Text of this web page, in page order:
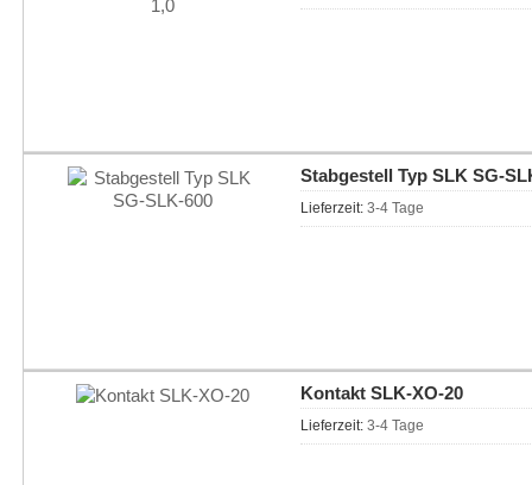
Stabgestell Typ SLK SG-
Lieferzeit: 3-4 Tage
Kontakt SLK-XO-20
Lieferzeit: 3-4 Tage